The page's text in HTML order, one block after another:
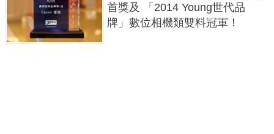
首獎及 「2014 Young世代品
牌」數位相機類雙料冠軍！